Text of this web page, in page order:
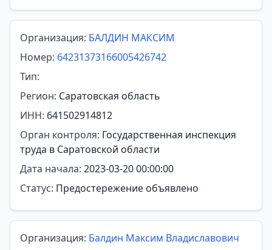
Организация: БАЛДИН МАКСИМ
Номер: 64231373166005426742
Тип:
Регион: Саратовская область
ИНН: 641502914812
Орган контроля: Государственная инспекция
труда в Саратовской области
Дата начала: 2023-03-20 00:00:00
Статус: Предостережение объявлено
Организация: Балдин Максим Владиславович